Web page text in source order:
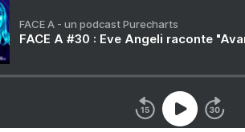
FACE A - un podcast Purecharts
FACE A #30 : Eve Angeli raconte